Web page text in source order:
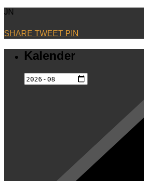
JN
SHARE TWEET PIN
Kalender